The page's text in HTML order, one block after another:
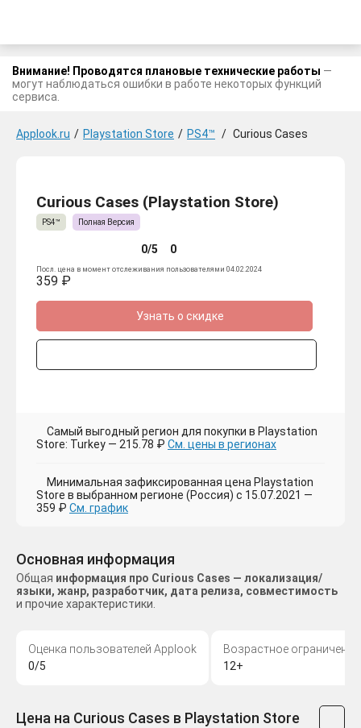
Внимание! Проводятся плановые технические работы —
могут наблюдаться ошибки в работе некоторых функций
сервиса.
Applook.ru / Playstation Store / PS4™ / Curious Cases
Curious Cases (Playstation Store)
PS4™ Полная Версия
0/5 0
Посл. цена в момент отслеживания пользователями 04.02.2024
359 ₽
Узнать о скидке
Самый выгодный регион для покупки в Playstation
Store: Turkey — 215.78 ₽ См. цены в регионах
Минимальная зафиксированная цена Playstation
Store в выбранном регионе (Россия) с 15.07.2021 —
359 ₽ См. график
Основная информация
Общая информация про Curious Cases — локализация/
языки, жанр, разработчик, дата релиза, совместимость
и прочие характеристики.
Оценка пользователей Applook
0/5
Возрастное ограничение
12+
Цена на Curious Cases в Playstation Store